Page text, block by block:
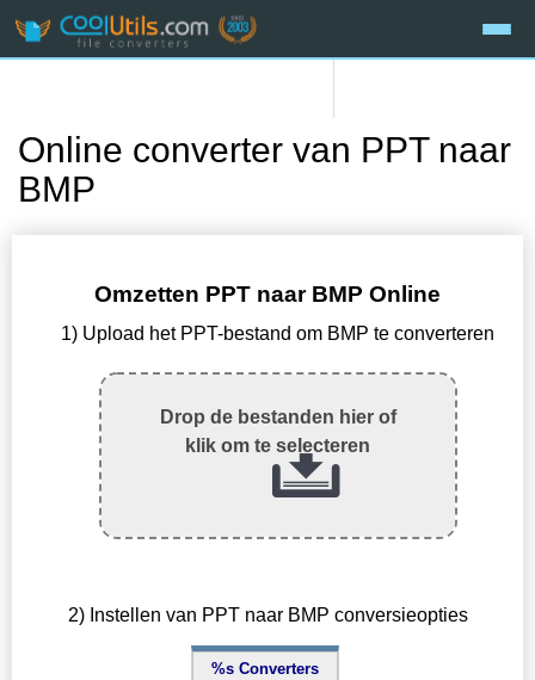
Online converter van PPT naar
BMP
Omzetten PPT naar BMP Online
1) Upload het PPT-bestand om BMP te converteren
Drop de bestanden hier of
klik om te selecteren
2) Instellen van PPT naar BMP conversieopties
%s Converters